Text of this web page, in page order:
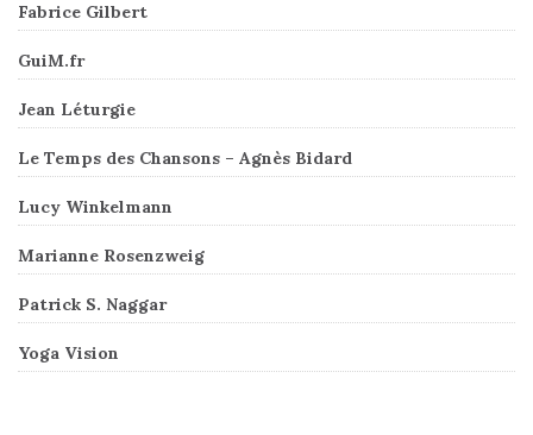
Fabrice Gilbert
GuiM.fr
Jean Léturgie
Le Temps des Chansons – Agnès Bidard
Lucy Winkelmann
Marianne Rosenzweig
Patrick S. Naggar
Yoga Vision